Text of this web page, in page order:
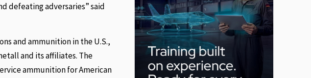
defeating adversaries” said
and ammunition in the U.S.,
and its affiliates. The
ammunition for American